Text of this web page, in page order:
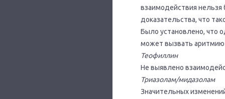
взаимодействия
доказательства, что
Было установлено, что
может вызвать аритмию
Теофиллин
Не выявлено
Триазолам/мидазолам
Значительных